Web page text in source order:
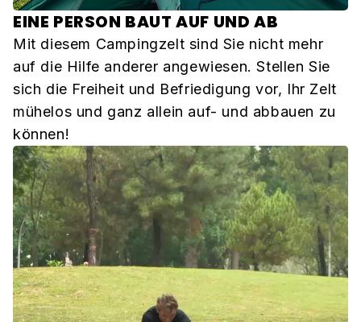
EINE PERSON BAUT AUF UND AB
Mit diesem Campingzelt sind Sie nicht mehr
auf die Hilfe anderer angewiesen. Stellen Sie
sich die Freiheit und Befriedigung vor, Ihr Zelt
mühelos und ganz allein auf- und abbauen zu
können!